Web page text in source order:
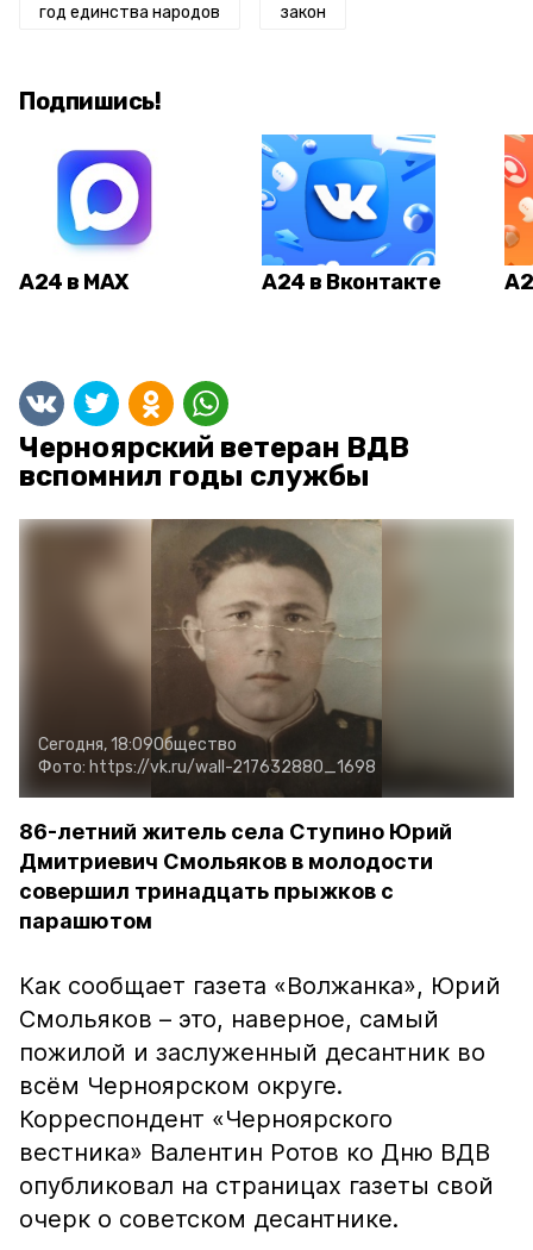
год единства народов закон
Подпишись!
А24 в MAX А24 в Вконтакте
Черноярский ветеран ВДВ
вспомнил годы службы
Сегодня, 18:09Общество
Фото: https://vk.ru/wall-217632880_1698
86-летний житель села Ступино Юрий
Дмитриевич Смольяков в молодости
совершил тринадцать прыжков с
парашютом
Как сообщает газета «Волжанка», Юрий
Смольяков – это, наверное, самый
пожилой и заслуженный десантник во
всём Черноярском округе.
Корреспондент «Черноярского
вестника» Валентин Ротов ко Дню ВДВ
опубликовал на страницах газеты свой
очерк о советском десантнике.